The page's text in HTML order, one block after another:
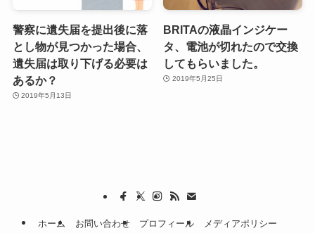
警察に遺失届を提出後に落
とし物が見つかった場合、
遺失届は取り下げる必要は
あるか？
2019年5月13日
BRITAの液晶インジケー
タ、電池が切れたので交換
してもらいました。
2019年5月25日
ホーム お問い合わせ プロフィール メディアポリシー